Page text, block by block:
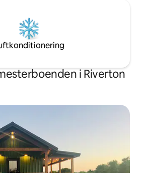
i Riverton